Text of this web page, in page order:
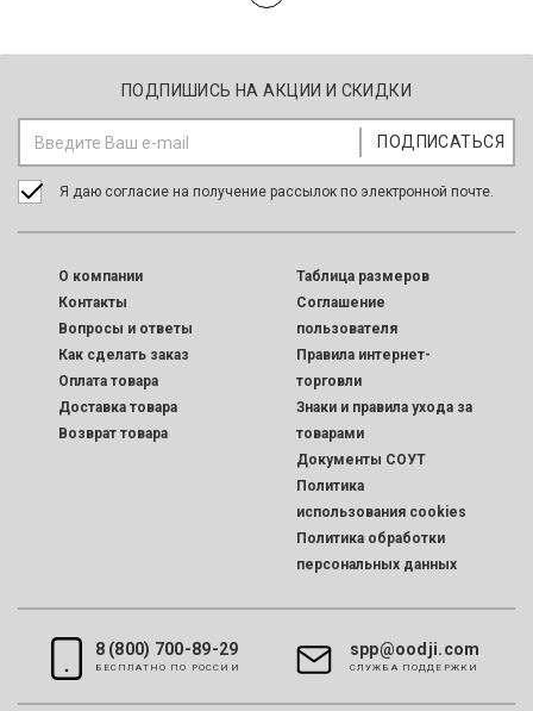
ПОДПИШИСЬ НА АКЦИИ И СКИДКИ
Я даю согласие на получение рассылок по электронной почте.
O компании
Контакты
Вопросы и ответы
Как сделать заказ
Оплата товара
Доставка товара
Возврат товара
Таблица размеров
Соглашение
пользователя
Правила интернет-
торговли
Знаки и правила ухода за
товарами
Документы СОУТ
Политика
использования cookies
Политика обработки
персональных данных
8 (800) 700-89-29
БЕСПЛАТНО ПО РОССИИ
spp@oodji.com
CЛУЖБА ПОДДЕРЖКИ